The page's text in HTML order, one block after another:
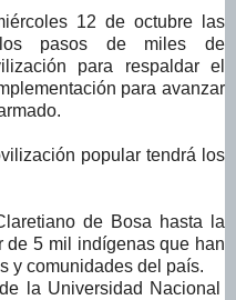
12 de octubre las
los pasos de miles de
para respaldar el
para avanzar
popular tendrá los
de Bosa hasta la
de 5 mil indígenas que han
y comunidades del país.
la Universidad Nacional